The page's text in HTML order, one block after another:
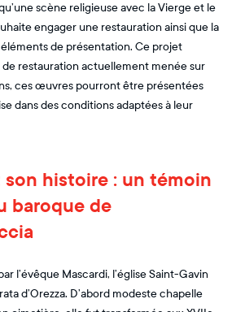
scène religieuse avec la Vierge et le
engager une restauration ainsi que la
de présentation. Ce projet
restauration actuellement menée sur
ces œuvres pourront être présentées
dans des conditions adaptées à leur
son histoire : un témoin
baroque de
l’évêque Mascardi, l’église Saint-Gavin
d’Orezza. D’abord modeste chapelle